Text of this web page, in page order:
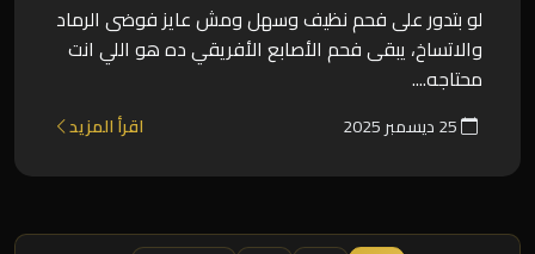
لو بتدور على فحم نظيف وسهل ومش عايز فوضى الرماد
والاتساخ، يبقى فحم الأصابع الأفريقي ده هو اللي انت
محتاجه....
اقرأ المزيد